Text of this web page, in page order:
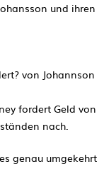
und ihren
von Johannson
fordert Geld von
nach.
genau umgekehrt